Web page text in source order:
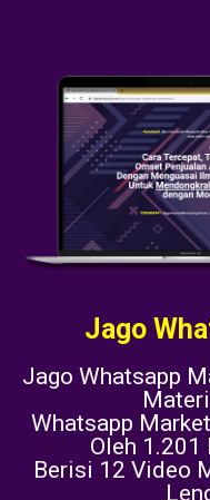
Jago
Jago Whatsapp
Whatsapp
Oleh 1.201
Berisi 12 Video